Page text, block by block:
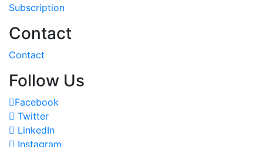
Subscription
Contact
Contact
Follow Us
Facebook
Twitter
LinkedIn
Instagram